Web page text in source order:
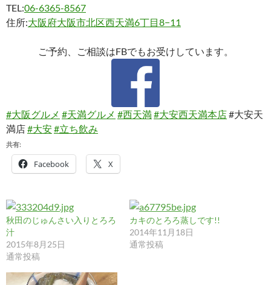
TEL:06-6365-8567
住所:大阪府大阪市北区西天満6丁目8−11
ご予約、ご相談はFBでもお受けしています。
#大阪グルメ #天満グルメ #西天満#大安西天満本店#大安天
満店#大安#立ち飲み
共有:
Facebook X
秋田のじゅんさい入りとろろ
汁
2015年8月25日
通常投稿
カキのとろろ蒸しです!!
2014年11月18日
通常投稿